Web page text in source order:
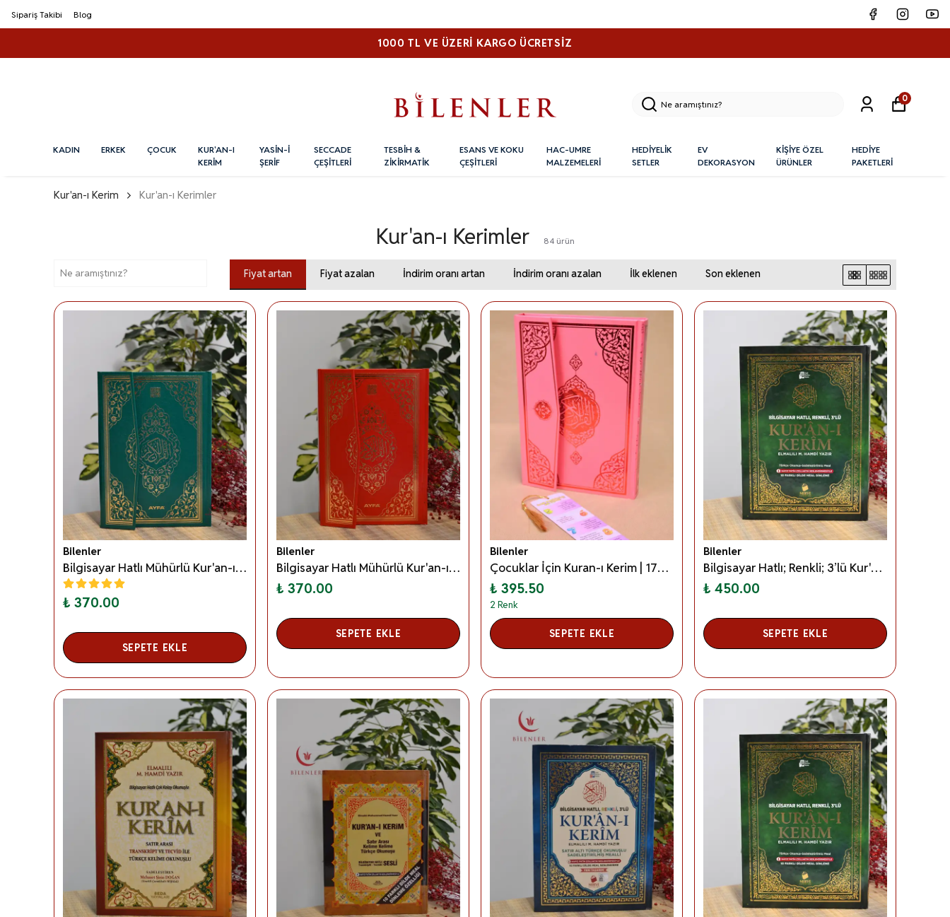
Sipariş Takibi Blog
1000 TL VE ÜZERI KARGO ÜCRETSİZ
KADIN ERKEK ÇOCUK
KUR'AN-I
KERİM
YASİN-İ
ŞERİF
SECCADE
ÇEŞİTLERİ
TESBİH &
ZİKİRMATİK
ESANS VE KOKU
ÇEŞİTLERİ
HAC-UMRE
MALZEMELERİ
HEDİYELİK
SETLER
EV
DEKORASYON
KİŞİYE ÖZEL
ÜRÜNLER
HEDİYE
PAKETLERİ
0
Kur'an-ı Kerim Kur'an-ı Kerimler
Kur'an-ı Kerimler 84 ürün
Fiyat artan Fiyat azalan İndirim oranı artan İndirim oranı azalan İlk eklenen Son eklenen
Bilenler
Bilgisayar Hatlı Mühürlü Kur'an-ı Kerim Orta Boy Yeşil
₺ 370.00
SEPETE EKLE
Bilenler
Bilgisayar Hatlı Mühürlü Kur'an-ı Kerim Orta Boy Kırmızı
₺ 370.00
SEPETE EKLE
Bilenler
Çocuklar İçin Kuran-ı Kerim | 17x24 cm | Kolay Okunabilir Yazı Stili
₺ 395.50
2 Renk
SEPETE EKLE
Bilenler
Bilgisayar Hatlı; Renkli; 3’lü Kur'an-ı Kerim Rahle Boy
₺ 450.00
SEPETE EKLE